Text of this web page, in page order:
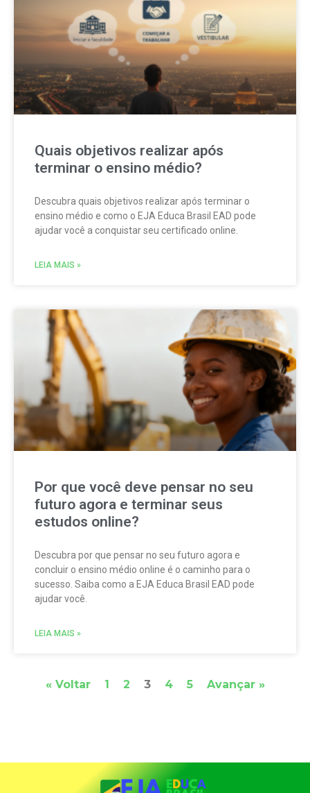
Quais objetivos realizar após
terminar o ensino médio?
Descubra quais objetivos realizar após terminar o
ensino médio e como o EJA Educa Brasil EAD pode
ajudar você a conquistar seu certificado online.
LEIA MAIS »
Por que você deve pensar no seu
futuro agora e terminar seus
estudos online?
Descubra por que pensar no seu futuro agora e
concluir o ensino médio online é o caminho para o
sucesso. Saiba como a EJA Educa Brasil EAD pode
ajudar você.
LEIA MAIS »
« Voltar 1 2 3 4 5 Avançar »